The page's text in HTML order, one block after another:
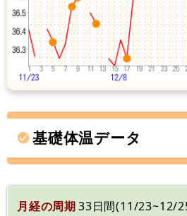
基礎体温データ
月経の周期33日間(11/23~12/